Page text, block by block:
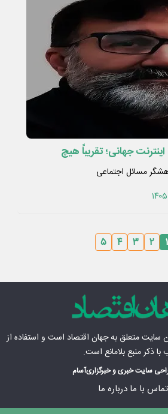
جهانی؛ تقریباً هیچ
مسائل اجتماعی
۱ ۲ ۳ ۴ ۵
سایت متعلق بهجهان اقتصاد است و استفاده از
با ذکر منبع بلامانع است.
سایت خبری و خبرگزاریآسام
تماس با ما درباره ما